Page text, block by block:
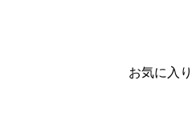
お気に入